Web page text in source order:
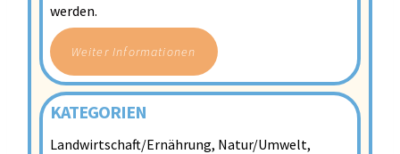
werden.
Weiter Informationen
KATEGORIEN
Landwirtschaft/Ernährung, Natur/Umwelt,